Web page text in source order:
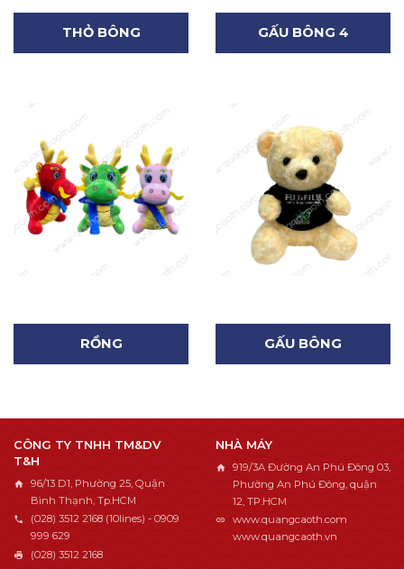
THỎ BÔNG GẤU BÔNG 4
RỒNG GẤU BÔNG
CÔNG TY TNHH TM&DV
T&H
96/13 D1, Phường 25, Quận
Bình Thạnh, Tp.HCM
(028) 3512 2168 (10lines) - 0909
999 629
(028) 3512 2168
NHÀ MÁY
919/3A Đường An Phú Đông 03,
Phường An Phú Đông, quận
12, TP.HCM
www.quangcaoth.com
www.quangcaoth.vn